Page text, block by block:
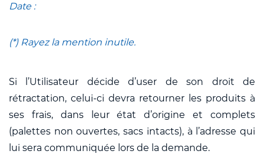
Date :
(*) Rayez la mention inutile.
Si l’Utilisateur décide d’user de son droit de
rétractation, celui-ci devra retourner les produits à
ses frais, dans leur état d’origine et complets
(palettes non ouvertes, sacs intacts), à l’adresse qui
lui sera communiquée lors de la demande.